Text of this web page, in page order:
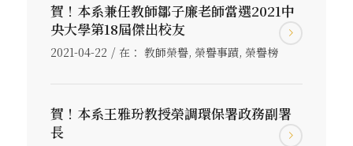
賀！本系兼任教師鄒子廉老師當選2021中
央大學第18屆傑出校友
2021-04-22 / 在： 教師榮譽, 榮譽事蹟, 榮譽榜
賀！本系王雅玢教授榮調環保署政務副署
長